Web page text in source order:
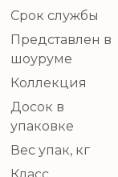
Срок службы
Представлен в
шоуруме
Коллекция
Досок в
упаковке
Вес упак, кг